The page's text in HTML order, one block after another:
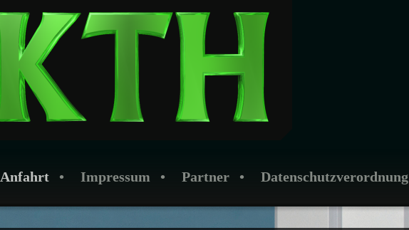
Anfahrt Impressum Partner Datenschutzverordnung